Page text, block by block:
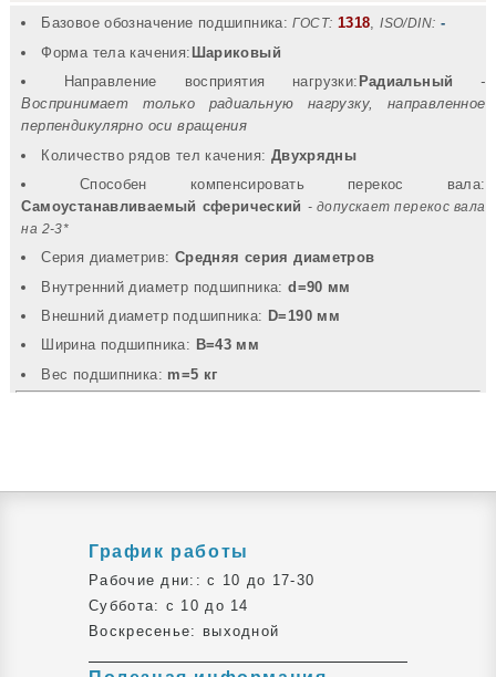
Базовое обозначение подшипника: ГОСТ: 1318,ISO/DIN: -
Форма тела качения: Шариковый
Направление восприятия нагрузки: Радиальный
-
Воспринимает только радиальную нагрузку, направленное
перпендикулярно оси вращения
Количество рядов тел качения: Двухрядны
Способен компенсировать перекос вала:
Самоустанавливаемый сферический - допускает перекос вала
на 2-3*
Серия диаметрив: Средняя серия диаметров
Внутренний диаметр подшипника:d=90 мм
Внешний диаметр подшипника: D=190 мм
Ширина подшипника: B=43 мм
Вec подшипника: m=5 кг
График работы
Рабочие дни:: c 10 до 17-30
Суббота: c 10 до 14
Воскресенье: выходной